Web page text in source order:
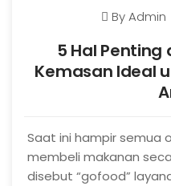
ByAdmin
5 Hal
Kemasan Ideal
Saat ini hampir semua
membeli makanan
disebut “gofood”